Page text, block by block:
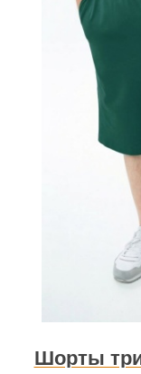
Шорты